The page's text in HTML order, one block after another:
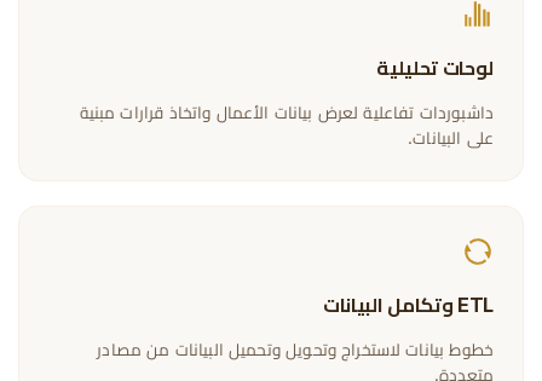
لوحات تحليلية
داشبوردات تفاعلية لعرض بيانات الأعمال واتخاذ قرارات مبنية
على البيانات.
ETL وتكامل البيانات
خطوط بيانات لاستخراج وتحويل وتحميل البيانات من مصادر
متعددة.